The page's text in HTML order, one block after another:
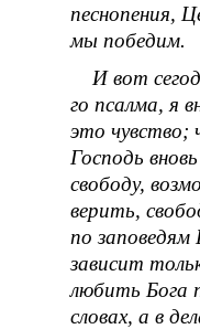
песнопения,
мы победим.
И вот
го псалма, я
это чувство;
Господь
свободу,
верить,
по
зависит
любить Бога
словах, а в